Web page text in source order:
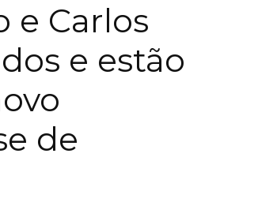
e Carlos
e estão
de